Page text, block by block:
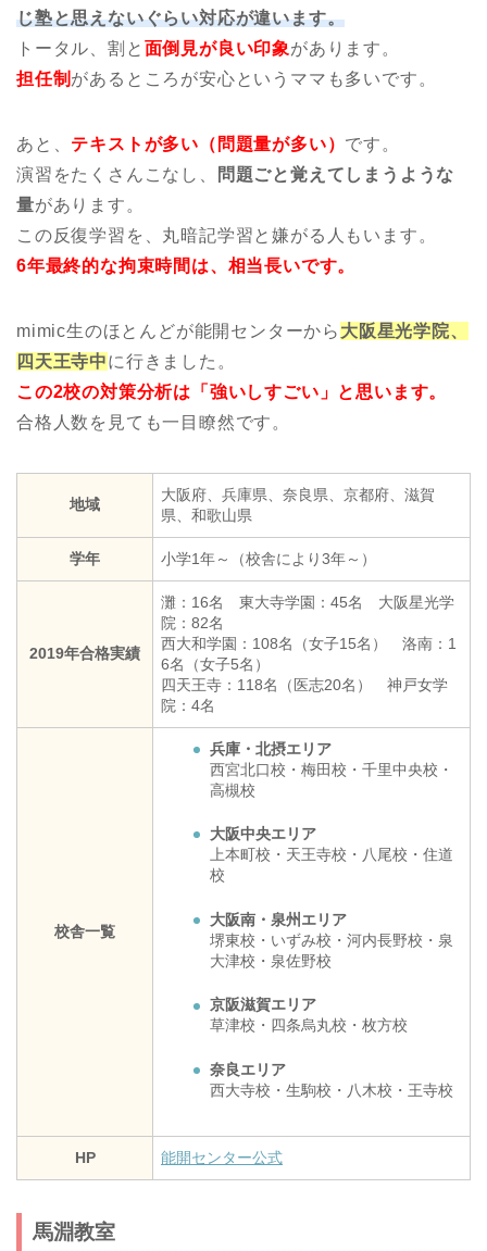
じ塾と思えないぐらい対応が違います。
トータル、割と 面倒見が良い印象があります。
担任制 があるところが安心というママも多いです。
あと、 テキストが多い（問題量が多い） です。
演習をたくさんこなし、
問題ごと覚えてしまうような
量があります。
この反復学習を、丸暗記学習と嫌がる人もいます。
6年最終的な拘束時間は、相当長いです。
mimic生のほとんどが能開センターから 大阪星光学院、
四天王寺中に行きました。
この2校の対策分析は「強いしすごい」と思います。
合格人数を見ても一目瞭然です。
地域
大阪府、兵庫県、奈良県、京都府、滋賀
県、和歌山県
学年 小学1年～（校舎により3年～）
2019年合格実績
灘：16名 東大寺学園：45名 大阪星光学
院：82名
西大和学園：108名（女子15名） 洛南：1
6名（女子5名）
四天王寺：118名（医志20名） 神戸女学
院：4名
校舎一覧
兵庫・北摂エリア
西宮北口校・梅田校・千里中央校・
高槻校
大阪中央エリア
上本町校・天王寺校・八尾校・住道
校
大阪南・泉州エリア
堺東校・いずみ校・河内長野校・泉
大津校・泉佐野校
京阪滋賀エリア
草津校・四条烏丸校・枚方校
奈良エリア
西大寺校・生駒校・八木校・王寺校
HP 能開センター公式
馬淵教室